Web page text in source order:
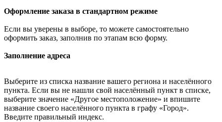
Оформление заказа в стандартном режиме
Если вы уверены в выборе, то можете самостоятельно
оформить заказ, заполнив по этапам всю форму.
Заполнение адреса
Выберите из списка название вашего региона и населённого
пункта. Если вы не нашли свой населённый пункт в списке,
выберите значение «Другое местоположение» и впишите
название своего населённого пункта в графу «Город».
Введите правильный индекс.